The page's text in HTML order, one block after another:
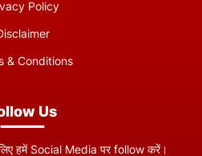
Policy
& Conditions
Us
हमें Social Media पर follow करें।